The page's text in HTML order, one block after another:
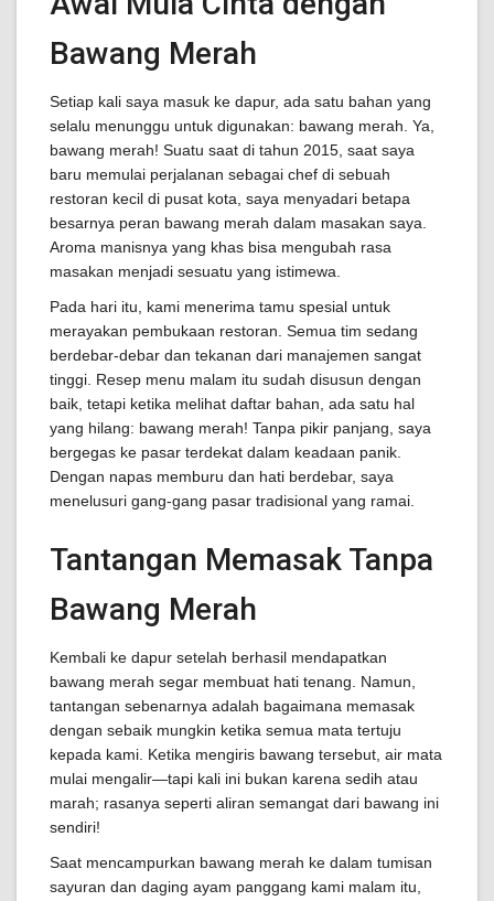
Bawang Merah
Setiap kali saya masuk ke dapur, ada satu bahan yang
selalu menunggu untuk digunakan: bawang merah. Ya,
bawang merah! Suatu saat di tahun 2015, saat saya
baru memulai perjalanan sebagai chef di sebuah
restoran kecil di pusat kota, saya menyadari betapa
besarnya peran bawang merah dalam masakan saya.
Aroma manisnya yang khas bisa mengubah rasa
masakan menjadi sesuatu yang istimewa.
Pada hari itu, kami menerima tamu spesial untuk
merayakan pembukaan restoran. Semua tim sedang
berdebar-debar dan tekanan dari manajemen sangat
tinggi. Resep menu malam itu sudah disusun dengan
baik, tetapi ketika melihat daftar bahan, ada satu hal
yang hilang: bawang merah! Tanpa pikir panjang, saya
bergegas ke pasar terdekat dalam keadaan panik.
Dengan napas memburu dan hati berdebar, saya
menelusuri gang-gang pasar tradisional yang ramai.
Tantangan Memasak Tanpa
Bawang Merah
Kembali ke dapur setelah berhasil mendapatkan
bawang merah segar membuat hati tenang. Namun,
tantangan sebenarnya adalah bagaimana memasak
dengan sebaik mungkin ketika semua mata tertuju
kepada kami. Ketika mengiris bawang tersebut, air mata
mulai mengalir—tapi kali ini bukan karena sedih atau
marah; rasanya seperti aliran semangat dari bawang ini
sendiri!
Saat mencampurkan bawang merah ke dalam tumisan
sayuran dan daging ayam panggang kami malam itu,